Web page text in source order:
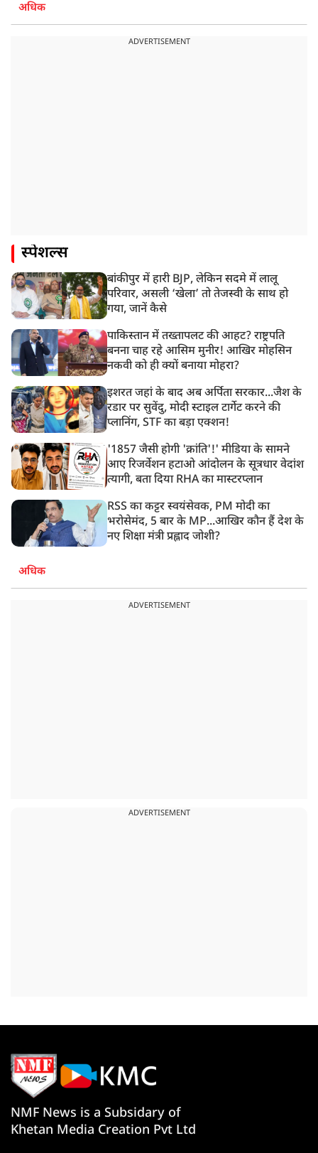
अधिक
ADVERTISEMENT
स्पेशल्स
बांकीपुर में हारी BJP, लेकिन सदमे में लालू
परिवार, असली ‘खेला’ तो तेजस्वी के साथ हो
गया, जानें कैसे
पाकिस्तान में तख्तापलट की आहट? राष्ट्रपति
बनना चाह रहे आसिम मुनीर! आखिर मोहसिन
नकवी को ही क्यों बनाया मोहरा?
इशरत जहां के बाद अब अर्पिता सरकार...जैश के
रडार पर सुवेंदु, मोदी स्टाइल टार्गेट करने की
प्लानिंग, STF का बड़ा एक्शन!
'1857 जैसी होगी 'क्रांति'!' मीडिया के सामने
आए रिजर्वेशन हटाओ आंदोलन के सूत्रधार वेदांश
त्यागी, बता दिया RHA का मास्टरप्लान
RSS का कट्टर स्वयंसेवक, PM मोदी का
भरोसेमंद, 5 बार के MP...आखिर कौन हैं देश के
नए शिक्षा मंत्री प्रह्लाद जोशी?
अधिक
ADVERTISEMENT
ADVERTISEMENT
NMF News is a Subsidary of
Khetan Media Creation Pvt Ltd